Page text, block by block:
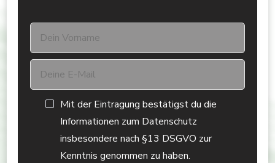
Mit der Eintragung bestätigst du die
Informationen zum Datenschutz
insbesondere nach §13 DSGVO zur
Kenntnis genommen zu haben.